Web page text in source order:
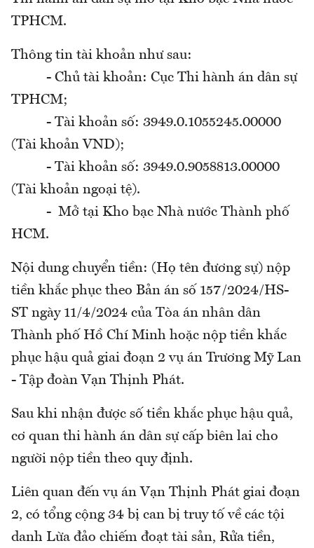
TPHCM.
Thông tin tài khoản như sau:
- Chủ tài khoản: Cục Thi hành án dân sự
TPHCM;
- Tài khoản số: 3949.0.1055245.00000
(Tài khoản VND);
- Tài khoản số: 3949.0.9058813.00000
(Tài khoản ngoại tệ).
- Mở tại Kho bạc Nhà nước Thành phố
HCM.
Nội dung chuyển tiền: (Họ tên đương sự) nộp
tiền khắc phục theo Bản án số 157/2024/HS-
ST ngày 11/4/2024 của Tòa án nhân dân
Thành phố Hồ Chí Minh hoặc nộp tiền khắc
phục hậu quả giai đoạn 2 vụ án Trương Mỹ Lan
- Tập đoàn Vạn Thịnh Phát.
Sau khi nhận được số tiền khắc phục hậu quả,
cơ quan thi hành án dân sự cấp biên lai cho
người nộp tiền theo quy định.
Liên quan đến vụ án Vạn Thịnh Phát giai đoạn
2, có tổng cộng 34 bị can bị truy tố về các tội
danh Lừa đảo chiếm đoạt tài sản, Rửa tiền,